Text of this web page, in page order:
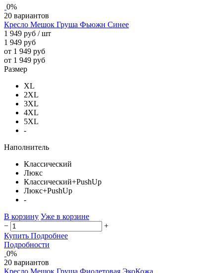
0%
20 вариантов
Кресло Мешок Груша Фьюжн Синее
1 949 руб / шт
1 949 руб
от 1 949 руб
от 1 949 руб
Размер
XL
2XL
3XL
4XL
5XL
-
Наполнитель
Классический
Люкс
Классический+PushUp
Люкс+PushUp
-
В корзину Уже в корзине
−
+
Купить Подробнее
Подробности
0%
20 вариантов
Кресло Мешок Груша Фиолетовая ЭкоКожа